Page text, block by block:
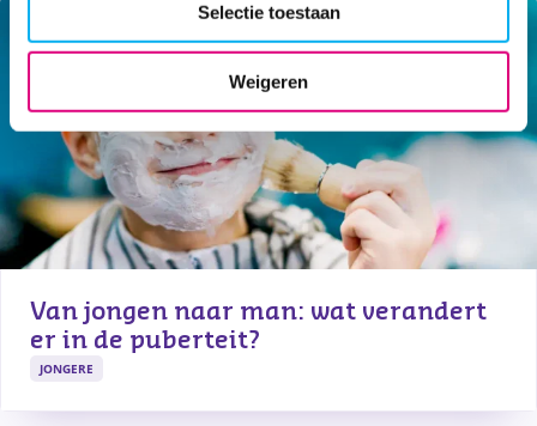
Selectie toestaan
Weigeren
Van jongen naar man: wat verandert
er in de puberteit?
JONGERE